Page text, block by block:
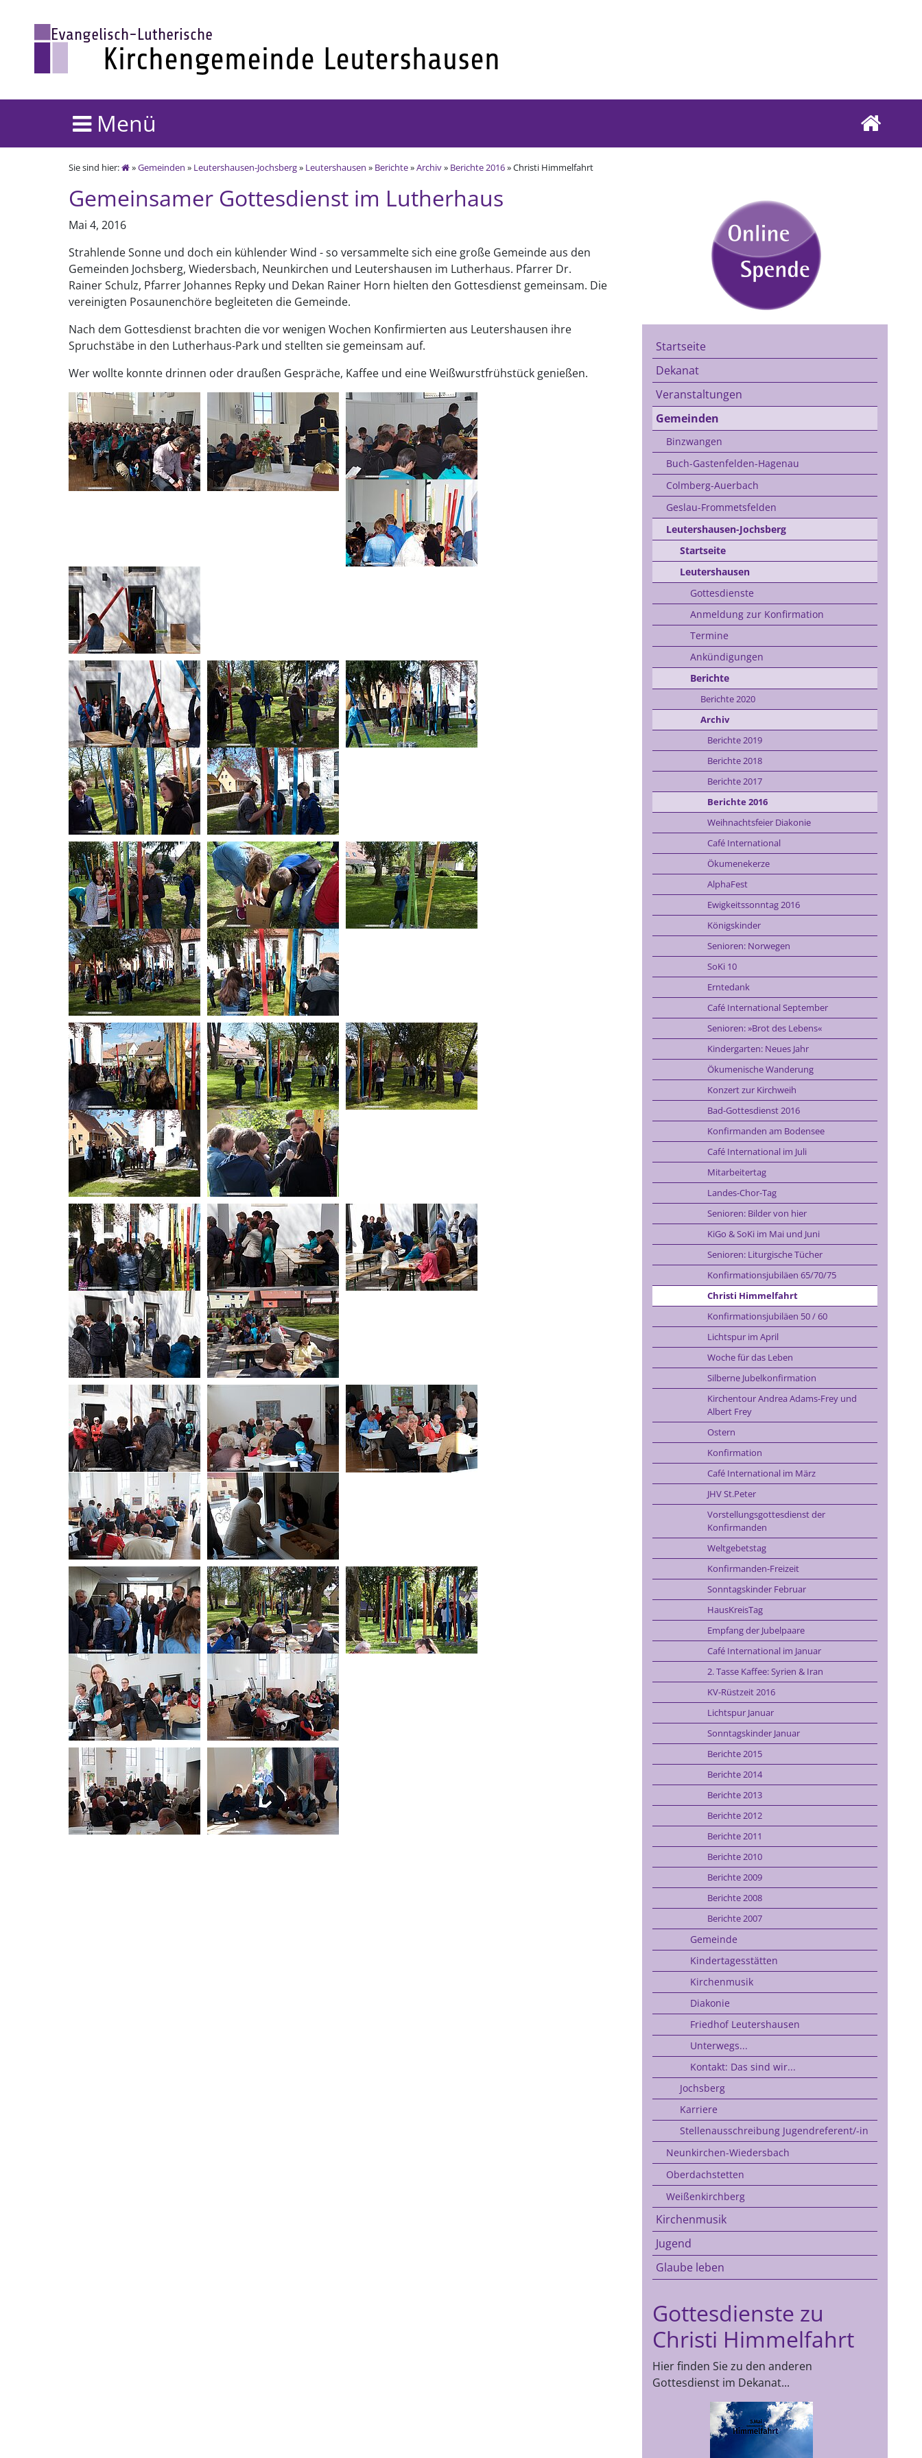
Menü
Sie sind hier: »Gemeinden » Leutershausen-Jochsberg» Leutershausen » Berichte»Archiv» Berichte 2016» Christi Himmelfahrt
Gemeinsamer Gottesdienst im Lutherhaus
Mai 4, 2016
Strahlende Sonne und doch ein kühlender Wind - so versammelte sich eine große Gemeinde aus den
Gemeinden Jochsberg, Wiedersbach, Neunkirchen und Leutershausen im Lutherhaus. Pfarrer Dr.
Rainer Schulz, Pfarrer Johannes Repky und Dekan Rainer Horn hielten den Gottesdienst gemeinsam. Die
vereinigten Posaunenchöre begleiteten die Gemeinde.
Nach dem Gottesdienst brachten die vor wenigen Wochen Konfirmierten aus Leutershausen ihre
Spruchstäbe in den Lutherhaus-Park und stellten sie gemeinsam auf.
Wer wollte konnte drinnen oder draußen Gespräche, Kaffee und eine Weißwurstfrühstück genießen.
Startseite
Dekanat
Veranstaltungen
Gemeinden
Binzwangen
Buch-Gastenfelden-Hagenau
Colmberg-Auerbach
Geslau-Frommetsfelden
Leutershausen-Jochsberg
Startseite
Leutershausen
Gottesdienste
Anmeldung zur Konfirmation
Termine
Ankündigungen
Berichte
Berichte 2020
Archiv
Berichte 2019
Berichte 2018
Berichte 2017
Berichte 2016
Weihnachtsfeier Diakonie
Café International
Ökumenekerze
AlphaFest
Ewigkeitssonntag 2016
Königskinder
Senioren: Norwegen
SoKi 10
Erntedank
Café International September
Senioren: »Brot des Lebens«
Kindergarten: Neues Jahr
Ökumenische Wanderung
Konzert zur Kirchweih
Bad-Gottesdienst 2016
Konfirmanden am Bodensee
Café International im Juli
Mitarbeitertag
Landes-Chor-Tag
Senioren: Bilder von hier
KiGo & SoKi im Mai und Juni
Senioren: Liturgische Tücher
Konfirmationsjubiläen 65/70/75
Christi Himmelfahrt
Konfirmationsjubiläen 50 / 60
Lichtspur im April
Woche für das Leben
Silberne Jubelkonfirmation
Kirchentour Andrea Adams-Frey und
Albert Frey
Ostern
Konfirmation
Café International im März
JHV St.Peter
Vorstellungsgottesdienst der
Konfirmanden
Weltgebetstag
Konfirmanden-Freizeit
Sonntagskinder Februar
HausKreisTag
Empfang der Jubelpaare
Café International im Januar
2. Tasse Kaffee: Syrien & Iran
KV-Rüstzeit 2016
Lichtspur Januar
Sonntagskinder Januar
Berichte 2015
Berichte 2014
Berichte 2013
Berichte 2012
Berichte 2011
Berichte 2010
Berichte 2009
Berichte 2008
Berichte 2007
Gemeinde
Kindertagesstätten
Kirchenmusik
Diakonie
Friedhof Leutershausen
Unterwegs...
Kontakt: Das sind wir...
Jochsberg
Karriere
Stellenausschreibung Jugendreferent/-in
Neunkirchen-Wiedersbach
Oberdachstetten
Weißenkirchberg
Kirchenmusik
Jugend
Glaube leben
Gottesdienste zu
Christi Himmelfahrt
Hier finden Sie zu den anderen
Gottesdienst im Dekanat...